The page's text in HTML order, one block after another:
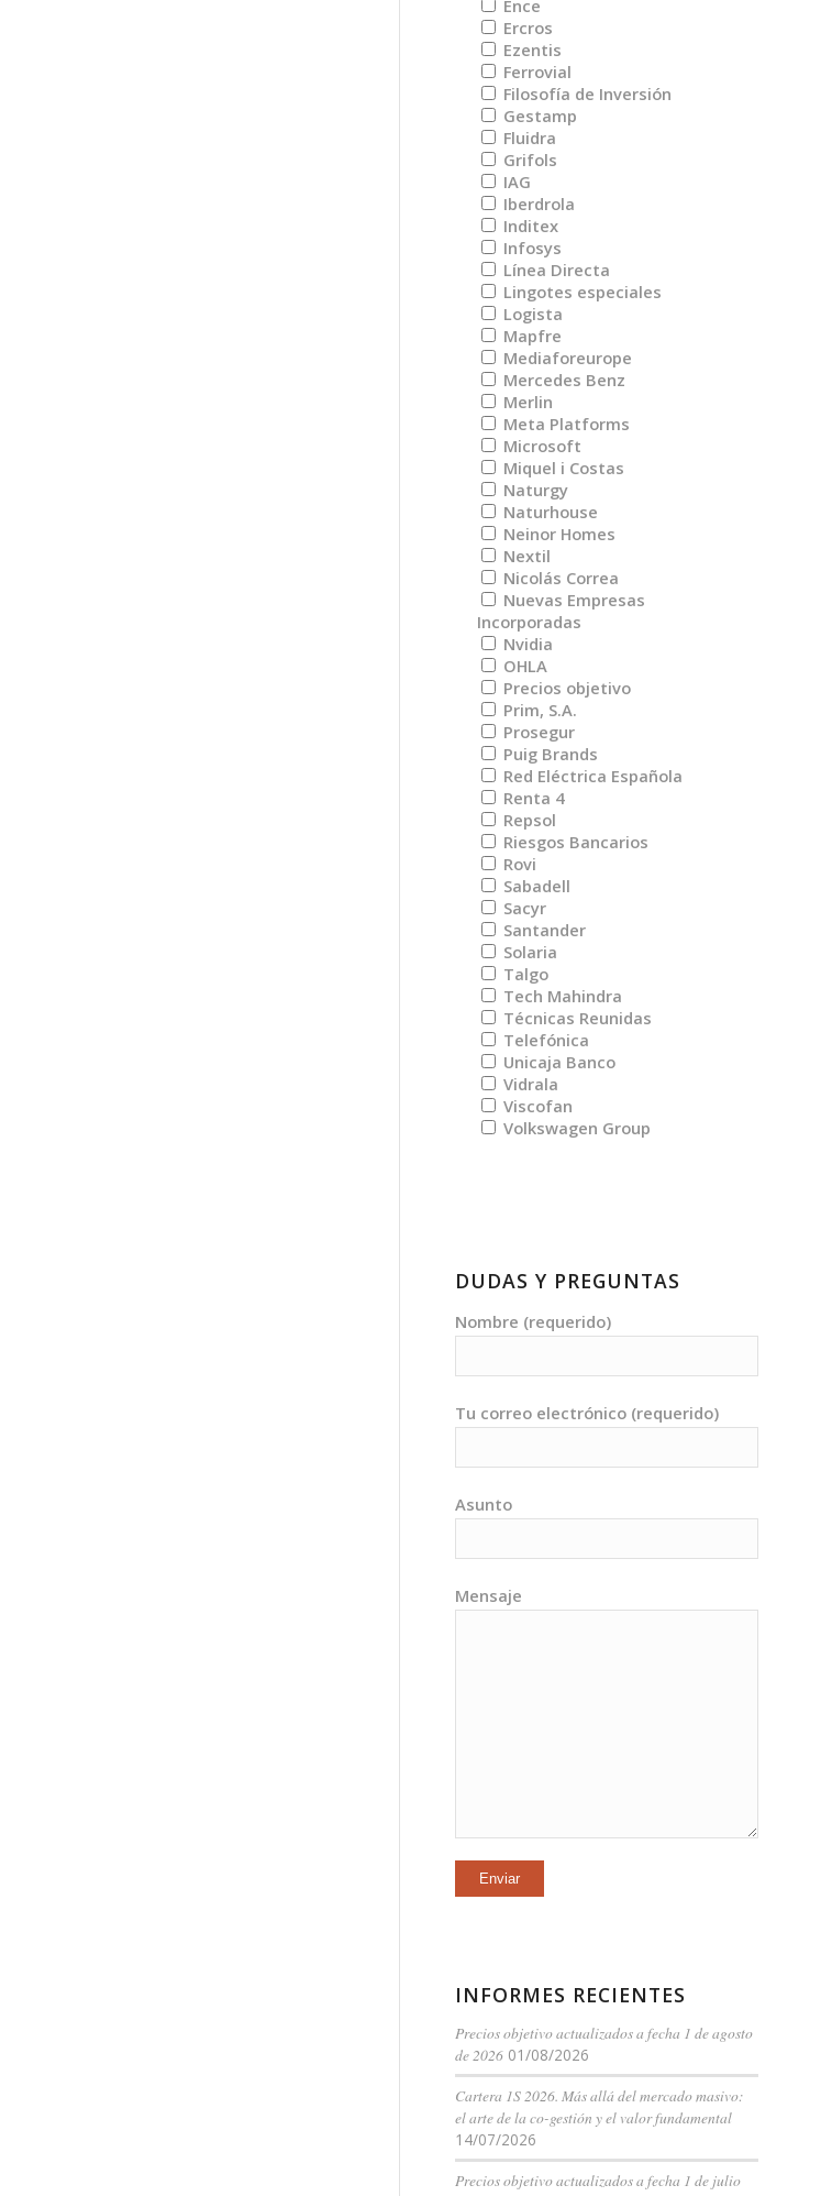
Ence
Ercros
Ezentis
Ferrovial
Filosofía de Inversión
Gestamp
Fluidra
Grifols
IAG
Iberdrola
Inditex
Infosys
Línea Directa
Lingotes especiales
Logista
Mapfre
Mediaforeurope
Mercedes Benz
Merlin
Meta Platforms
Microsoft
Miquel i Costas
Naturgy
Naturhouse
Neinor Homes
Nextil
Nicolás Correa
Nuevas Empresas
Incorporadas
Nvidia
OHLA
Precios objetivo
Prim, S.A.
Prosegur
Puig Brands
Red Eléctrica Española
Renta 4
Repsol
Riesgos Bancarios
Rovi
Sabadell
Sacyr
Santander
Solaria
Talgo
Tech Mahindra
Técnicas Reunidas
Telefónica
Unicaja Banco
Vidrala
Viscofan
Volkswagen Group
DUDAS Y PREGUNTAS
Nombre (requerido)
Tu correo electrónico (requerido)
Asunto
Mensaje
INFORMES RECIENTES
Precios objetivo actualizados a fecha 1 de agosto
de 2026 01/08/2026
Cartera 1S 2026. Más allá del mercado masivo:
el arte de la co-gestión y el valor fundamental
14/07/2026
Precios objetivo actualizados a fecha 1 de julio